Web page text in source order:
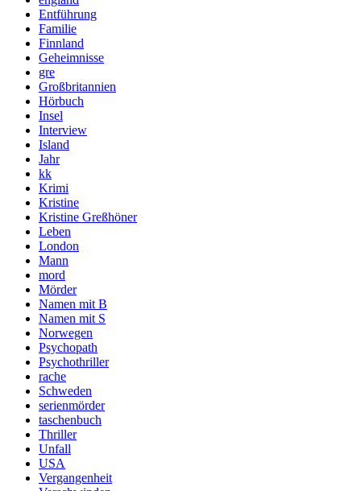
Entführung
Familie
Finnland
Geheimnisse
gre
Großbritannien
Hörbuch
Insel
Interview
Island
Jahr
kk
Krimi
Kristine
Kristine Greßhöner
Leben
London
Mann
mord
Mörder
Namen mit B
Namen mit S
Norwegen
Psychopath
Psychothriller
rache
Schweden
serienmörder
taschenbuch
Thriller
Unfall
USA
Vergangenheit